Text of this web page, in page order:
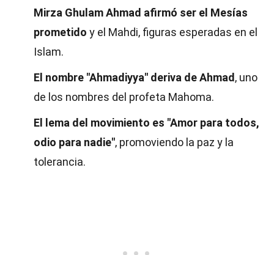
Mirza Ghulam Ahmad afirmó ser el Mesías
prometido y el Mahdi, figuras esperadas en el
Islam.
El nombre "Ahmadiyya" deriva de Ahmad , uno
de los nombres del profeta Mahoma.
El lema del movimiento es "Amor para todos,
odio para nadie", promoviendo la paz y la
tolerancia.